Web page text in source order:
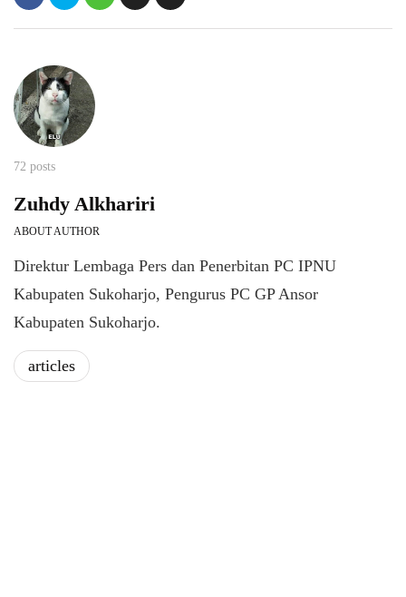
72 posts
Zuhdy Alkhariri
ABOUT AUTHOR
Direktur Lembaga Pers dan Penerbitan PC IPNU
Kabupaten Sukoharjo, Pengurus PC GP Ansor
Kabupaten Sukoharjo.
articles